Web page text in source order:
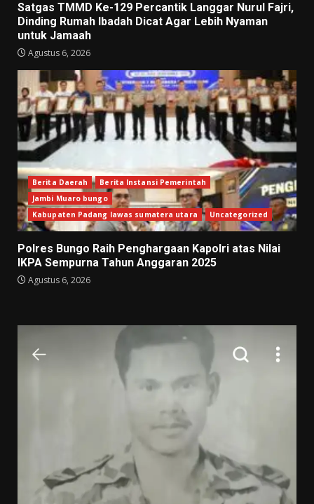
Satgas TMMD Ke-129 Percantik Langgar Nurul Fajri,
Dinding Rumah Ibadah Dicat Agar Lebih Nyaman
untuk Jamaah
Agustus 6, 2026
Berita Daerah
Berita Instansi Pemerintah
Jambi Muaro bungo
Kabupaten Padang lawas sumatera utara
Uncategorized
Polres Bungo Raih Penghargaan Kapolri atas Nilai
IKPA Sempurna Tahun Anggaran 2025
Agustus 6, 2026